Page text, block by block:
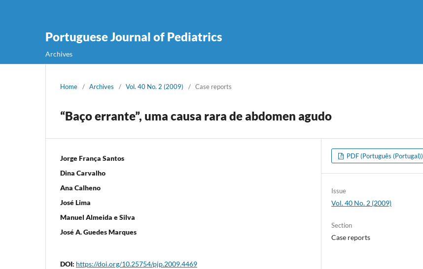
Portuguese Journal of Pediatrics
Archives
Home / Archives / Vol. 40 No. 2 (2009) / Case reports
“Baço errante”, uma causa rara de abdomen agudo
Jorge França Santos
Dina Carvalho
Ana Calheno
José Lima
Manuel Almeida e Silva
José A. Guedes Marques
DOI: https://doi.org/10.25754/pjp.2009.4469
PDF (Português (Portugal))
Issue
Vol. 40 No. 2 (2009)
Section
Case reports